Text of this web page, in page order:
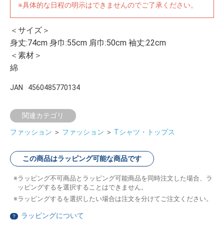
※具体的な日程の明示はできませんのでご了承ください。
＜サイズ＞
身丈:74cm 身巾:55cm 肩巾:50cm 袖丈:22cm
＜素材＞
綿
JAN 4560485770134
関連カテゴリ
ファッション ＞ ファッション ＞ Tシャツ・トップス
この商品はラッピング可能な商品です
ラッピング不可商品とラッピング可能商品を同時注文した場合、ラ
ッピングするを選択することはできません。
ラッピングするを選択したい場合は注文を分けてご注文ください。
？ ラッピングについて